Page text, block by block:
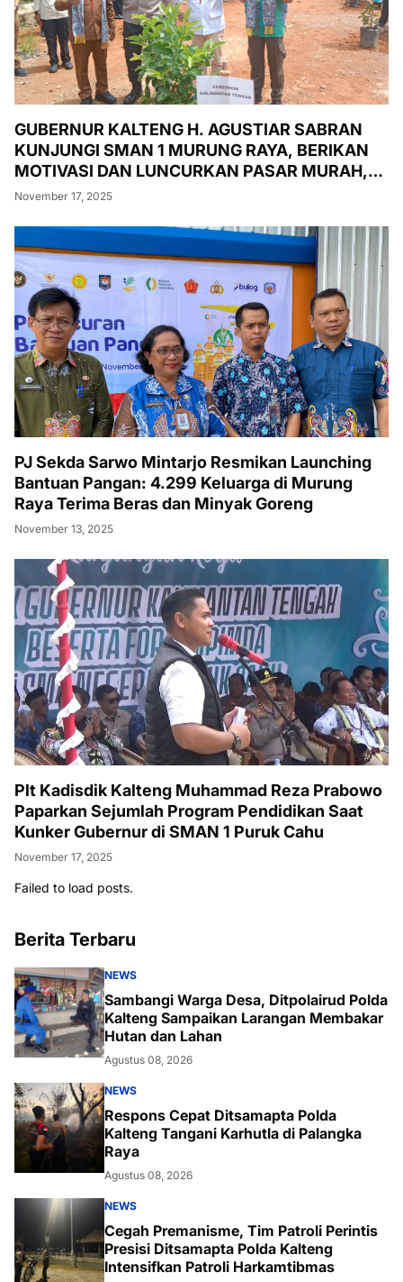
GUBERNUR KALTENG H. AGUSTIAR SABRAN
KUNJUNGI SMAN 1 MURUNG RAYA, BERIKAN
MOTIVASI DAN LUNCURKAN PASAR MURAH,
PENANAMAN POHON, DAN PEMERIKSAAN
November 17, 2025
PJ Sekda Sarwo Mintarjo Resmikan Launching
Bantuan Pangan: 4.299 Keluarga di Murung
Raya Terima Beras dan Minyak Goreng
November 13, 2025
Plt Kadisdik Kalteng Muhammad Reza Prabowo
Paparkan Sejumlah Program Pendidikan Saat
Kunker Gubernur di SMAN 1 Puruk Cahu
November 17, 2025
Failed to load posts.
Berita Terbaru
NEWS
Sambangi Warga Desa, Ditpolairud Polda
Kalteng Sampaikan Larangan Membakar
Hutan dan Lahan
Agustus 08, 2026
NEWS
Respons Cepat Ditsamapta Polda
Kalteng Tangani Karhutla di Palangka
Raya
Agustus 08, 2026
NEWS
Cegah Premanisme, Tim Patroli Perintis
Presisi Ditsamapta Polda Kalteng
Intensifkan Patroli Harkamtibmas